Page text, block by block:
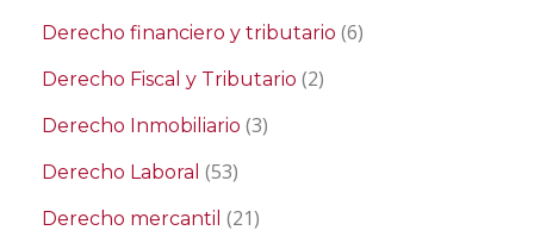
Derecho financiero y tributario (6)
Derecho Fiscal y Tributario (2)
Derecho Inmobiliario (3)
Derecho Laboral (53)
Derecho mercantil (21)